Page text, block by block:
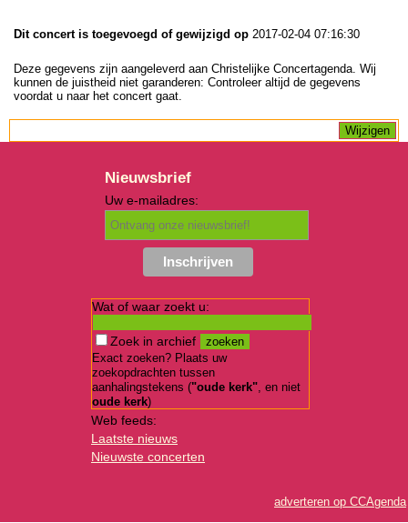
Dit concert is toegevoegd of gewijzigd op 2017-02-04 07:16:30
Deze gegevens zijn aangeleverd aan Christelijke Concertagenda. Wij
kunnen de juistheid niet garanderen: Controleer altijd de gegevens
voordat u naar het concert gaat.
Nieuwsbrief
Uw e-mailadres:
Wat of waar zoekt u:
Zoek in archief
Exact zoeken? Plaats uw
zoekopdrachten tussen
aanhalingstekens ("oude kerk", en niet
oude kerk)
Web feeds:
Laatste nieuws
Nieuwste concerten
adverteren op CCAgenda